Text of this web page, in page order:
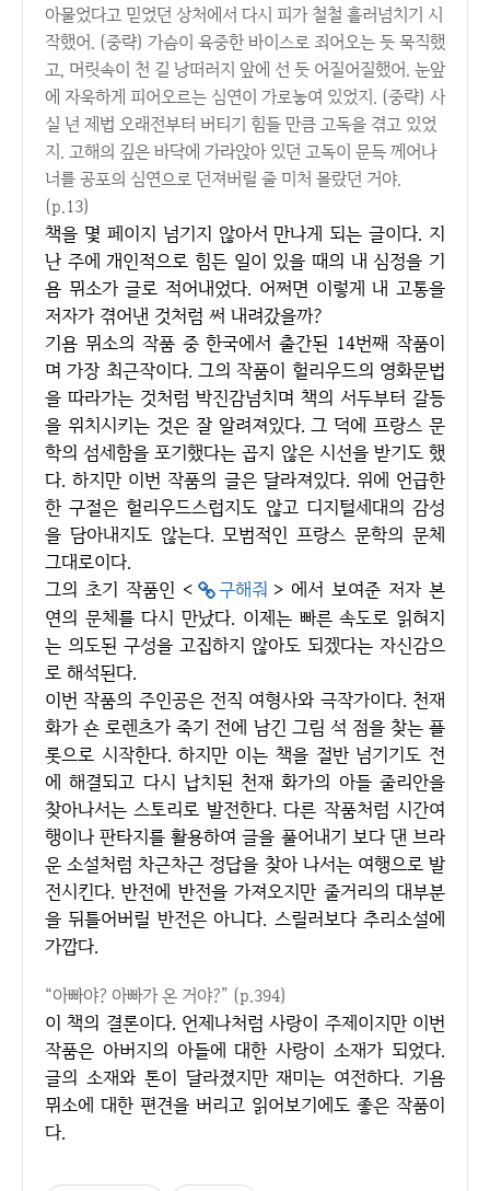
아물었다고 믿었던 상처에서 다시 피가 철철 흘러넘치기 시
작했어. (중략) 가슴이 육중한 바이스로 죄어오는 듯 묵직했
고, 머릿속이 천 길 낭떠러지 앞에 선 듯 어질어질했어. 눈앞
에 자욱하게 피어오르는 심연이 가로놓여 있었지. (중략) 사
실 넌 제법 오래전부터 버티기 힘들 만큼 고독을 겪고 있었
지. 고해의 깊은 바닥에 가라앉아 있던 고독이 문득 께어나
너를 공포의 심연으로 던져버릴 줄 미처 몰랐던 거야.
(p.13)
책을 몇 페이지 넘기지 않아서 만나게 되는 글이다. 지
난 주에 개인적으로 힘든 일이 있을 때의 내 심정을 기
욤 뮈소가 글로 적어내었다. 어쩌면 이렇게 내 고통을
저자가 겪어낸 것처럼 써 내려갔을까?
기욤 뮈소의 작품 중 한국에서 출간된 14번째 작품이
며 가장 최근작이다. 그의 작품이 헐리우드의 영화문법
을 따라가는 것처럼 박진감넘치며 책의 서두부터 갈등
을 위치시키는 것은 잘 알려져있다. 그 덕에 프랑스 문
학의 섬세함을 포기했다는 곱지 않은 시선을 받기도 했
다. 하지만 이번 작품의 글은 달라져있다. 위에 언급한
한 구절은 헐리우드스럽지도 않고 디지털세대의 감성
을 담아내지도 않는다. 모범적인 프랑스 문학의 문체
그대로이다.
그의 초기 작품인 <
구해줘 > 에서 보여준 저자 본
연의 문체를 다시 만났다. 이제는 빠른 속도로 읽혀지
는 의도된 구성을 고집하지 않아도 되겠다는 자신감으
로 해석된다.
이번 작품의 주인공은 전직 여형사와 극작가이다. 천재
화가 숀 로렌츠가 죽기 전에 남긴 그림 석 점을 찾는 플
롯으로 시작한다. 하지만 이는 책을 절반 넘기기도 전
에 해결되고 다시 납치된 천재 화가의 아들 줄리안을
찾아나서는 스토리로 발전한다. 다른 작품처럼 시간여
행이나 판타지를 활용하여 글을 풀어내기 보다 댄 브라
운 소설처럼 차근차근 정답을 찾아 나서는 여행으로 발
전시킨다. 반전에 반전을 가져오지만 줄거리의 대부분
을 뒤틀어버릴 반전은 아니다. 스릴러보다 추리소설에
가깝다.
“아빠야? 아빠가 온 거야?” (p.394)
이 책의 결론이다. 언제나처럼 사랑이 주제이지만 이번
작품은 아버지의 아들에 대한 사랑이 소재가 되었다.
글의 소재와 톤이 달라졌지만 재미는 여전하다. 기욤
뮈소에 대한 편견을 버리고 읽어보기에도 좋은 작품이
다.